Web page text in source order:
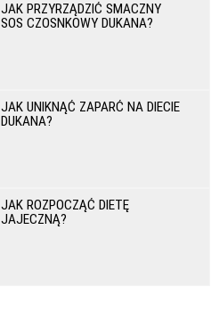
JAK PRZYRZĄDZIĆ SMACZNY
SOS CZOSNKOWY DUKANA?
JAK UNIKNĄĆ ZAPARĆ NA DIECIE
DUKANA?
JAK ROZPOCZĄĆ DIETĘ
JAJECZNĄ?